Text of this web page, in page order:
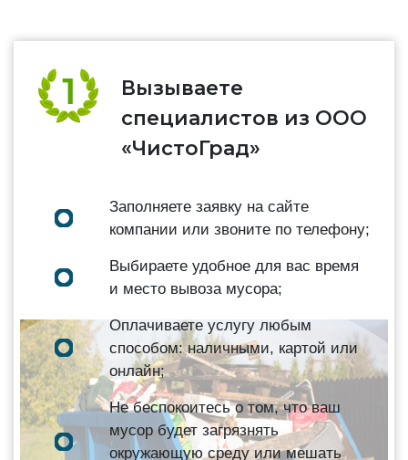
Вызываете
специалистов из ООО
«ЧистоГрад»
Заполняете заявку на сайте
компании или звоните по телефону;
Выбираете удобное для вас время
и место вывоза мусора;
Оплачиваете услугу любым
способом: наличными, картой или
онлайн;
Не беспокоитесь о том, что ваш
мусор будет загрязнять
окружающую среду или мешать